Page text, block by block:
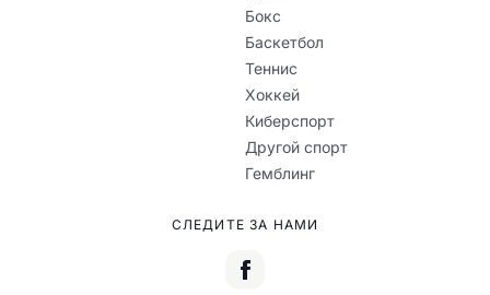
Бокс
Баскетбол
Теннис
Хоккей
Киберспорт
Другой спорт
Гемблинг
СЛЕДИТЕ ЗА НАМИ